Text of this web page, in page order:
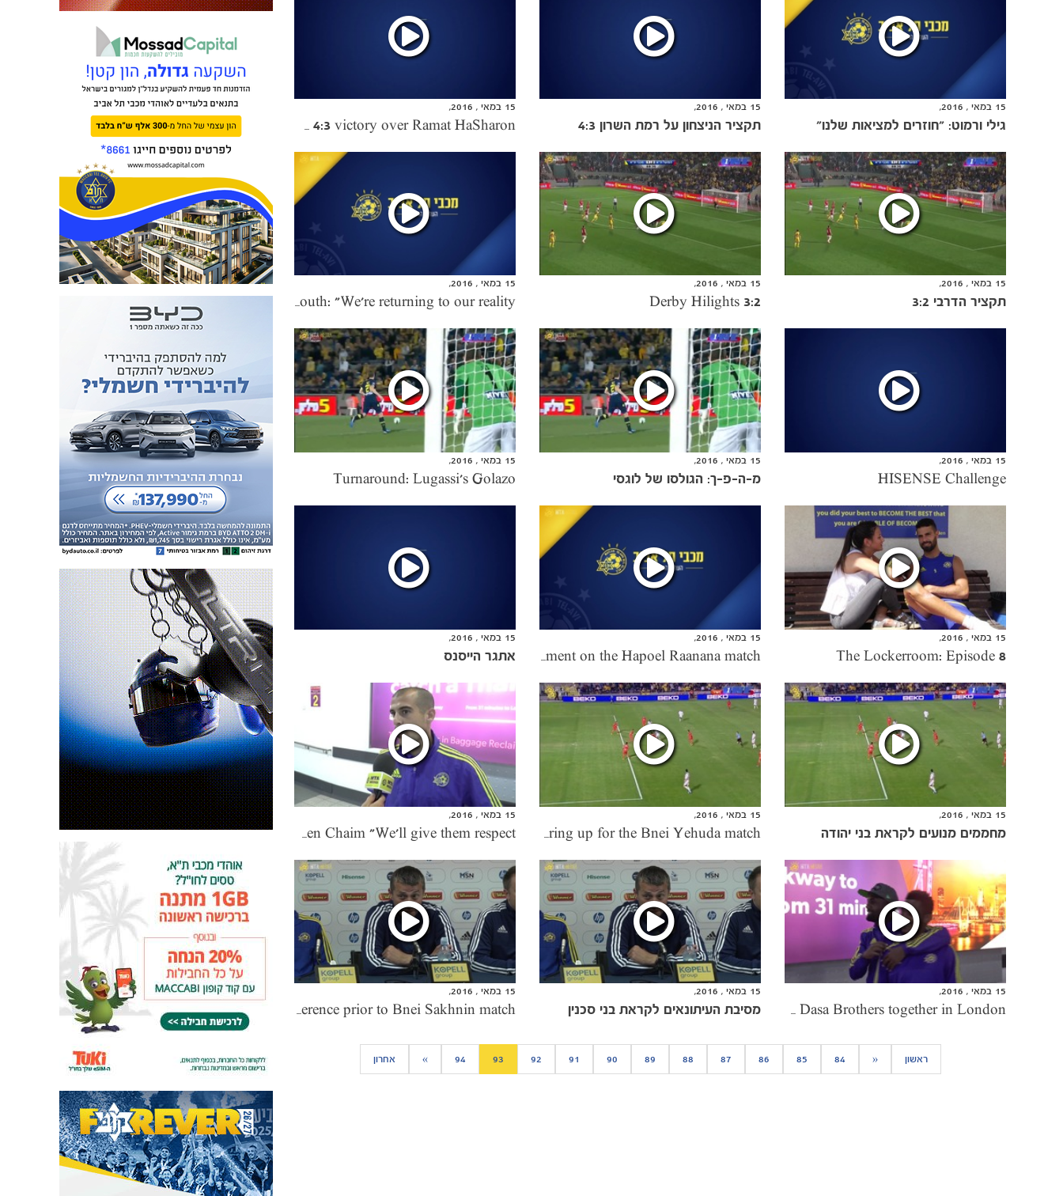
15 במאי , 2016,
15 במאי , 2016,
תקציר הניצחון על רמת השרון 4:3
15 במאי , 2016,
גילי ורמוט: "חוזרים למציאות שלנו"
15 במאי , 2016,
Gili Vermouth: "We're returning to our reality"
15 במאי , 2016,
Derby Hilights 3:2
15 במאי , 2016,
תקציר הדרבי 3:2
15 במאי , 2016,
Turnaround: Lugassi's Golazo
15 במאי , 2016,
מ-ה-פ-ך: הגולסו של לוגסי
15 במאי , 2016,
HISENSE Challenge
15 במאי , 2016,
אתגר הייסנס
15 במאי , 2016,
Vermouth & Dasa comment on the Hapoel Raanana match
15 במאי , 2016,
The Lockerroom: Episode 8
15 במאי , 2016,
15 במאי , 2016,
15 במאי , 2016,
מחממים מנועים לקראת בני יהודה
15 במאי , 2016,
Press Conference prior to Bnei Sakhnin match
15 במאי , 2016,
מסיבת העיתונאים לקראת בני סכנין
15 במאי , 2016,
Family Connection: The Dasa Brothers together in London
ראשון «
84
85
86
87
88
89
90
91
92
93
94
» אחרון